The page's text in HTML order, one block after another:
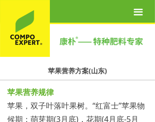
끀
关于我们
新闻资讯
联系我们
苹果营养方案(山东)
苹果营养规律
苹果，双子叶落叶果树。“红富士”苹果物
候期：萌芽期(3月底)，花期(4月底-5月